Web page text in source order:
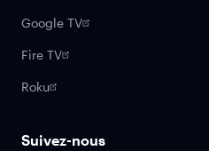
Google TV
Fire TV
Roku
Suivez-nous